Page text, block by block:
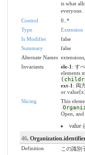
is what
everyone.
Control
0..*
Type
Extension
Is Modifier
false
Summary
false
Alternate Names
Invariants
ele-1 : す
elements
ext-1 : 両
or
Slicing This
Open,
value
46.
Definition
この識別